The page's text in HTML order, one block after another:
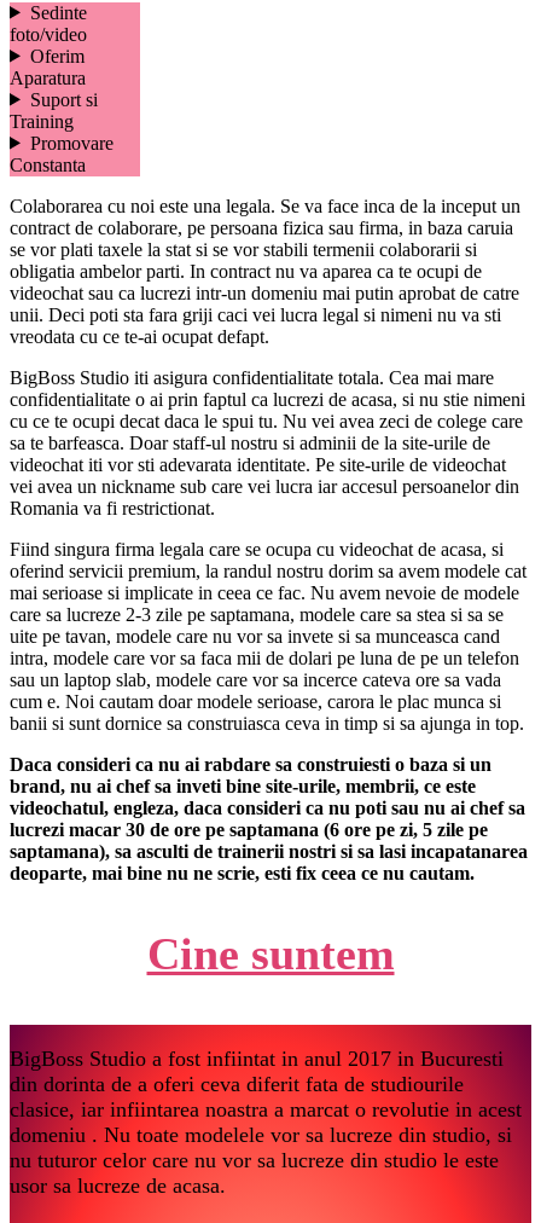
Sedinte
foto/video
Oferim
Aparatura
Suport si
Training
Promovare
Constanta
Colaborarea cu noi este una legala. Se va face inca de la inceput un
contract de colaborare, pe persoana fizica sau firma, in baza caruia
se vor plati taxele la stat si se vor stabili termenii colaborarii si
obligatia ambelor parti. In contract nu va aparea ca te ocupi de
videochat sau ca lucrezi intr-un domeniu mai putin aprobat de catre
unii. Deci poti sta fara griji caci vei lucra legal si nimeni nu va sti
vreodata cu ce te-ai ocupat defapt.
BigBoss Studio iti asigura confidentialitate totala. Cea mai mare
confidentialitate o ai prin faptul ca lucrezi de acasa, si nu stie nimeni
cu ce te ocupi decat daca le spui tu. Nu vei avea zeci de colege care
sa te barfeasca. Doar staff-ul nostru si adminii de la site-urile de
videochat iti vor sti adevarata identitate. Pe site-urile de videochat
vei avea un nickname sub care vei lucra iar accesul persoanelor din
Romania va fi restrictionat.
Fiind singura firma legala care se ocupa cu videochat de acasa, si
oferind servicii premium, la randul nostru dorim sa avem modele cat
mai serioase si implicate in ceea ce fac. Nu avem nevoie de modele
care sa lucreze 2-3 zile pe saptamana, modele care sa stea si sa se
uite pe tavan, modele care nu vor sa invete si sa munceasca cand
intra, modele care vor sa faca mii de dolari pe luna de pe un telefon
sau un laptop slab, modele care vor sa incerce cateva ore sa vada
cum e. Noi cautam doar modele serioase, carora le plac munca si
banii si sunt dornice sa construiasca ceva in timp si sa ajunga in top.
Daca consideri ca nu ai rabdare sa construiesti o baza si un
brand, nu ai chef sa inveti bine site-urile, membrii, ce este
videochatul, engleza, daca consideri ca nu poti sau nu ai chef sa
lucrezi macar 30 de ore pe saptamana (6 ore pe zi, 5 zile pe
saptamana), sa asculti de trainerii nostri si sa lasi incapatanarea
deoparte, mai bine nu ne scrie, esti fix ceea ce nu cautam.
Cine suntem
BigBoss Studio a fost infiintat in anul 2017 in Bucuresti
din dorinta de a oferi ceva diferit fata de studiourile
clasice, iar infiintarea noastra a marcat o revolutie in acest
domeniu . Nu toate modelele vor sa lucreze din studio, si
nu tuturor celor care nu vor sa lucreze din studio le este
usor sa lucreze de acasa.